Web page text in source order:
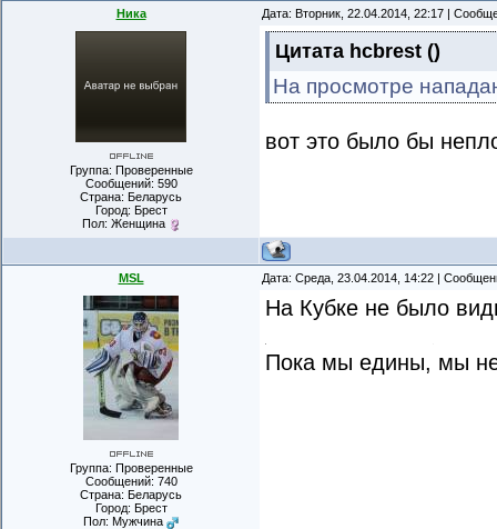
Ника Дата: Вторник, 22.04.2014, 22:17 |
Группа: Проверенные
Сообщений: 590
Страна: Беларусь
Город: Брест
Пол: Женщина
Цитата hcbrest ()
На просмотре
вот это было бы
MSL Дата: Среда, 23.04.2014, 14:22 |
Группа: Проверенные
Сообщений: 740
Страна: Беларусь
Город: Брест
Пол: Мужчина
На Кубке не было
Пока мы едины, мы